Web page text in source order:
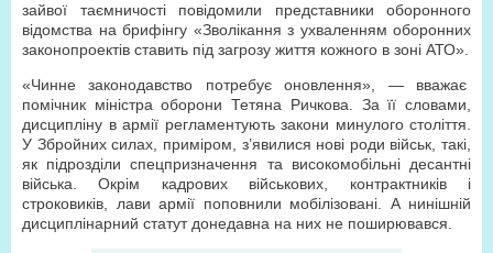
зайвої таємничості повідомили представники оборонного
відомства на брифінгу «Зволікання з ухваленням оборонних
законопроектів ставить під загрозу життя кожного в зоні АТО».
«Чинне законодавство потребує оновлення», — вважає
помічник міністра оборони Тетяна Ричкова. За її словами,
дисципліну в армії регламентують закони минулого століття.
У Збройних силах, приміром, з’явилися нові роди військ, такі,
як підрозділи спецпризначення та високомобільні десантні
війська. Окрім кадрових військових, контрактників і
строковиків, лави армії поповнили мобілізовані. А нинішній
дисциплінарний статут донедавна на них не поширювався.